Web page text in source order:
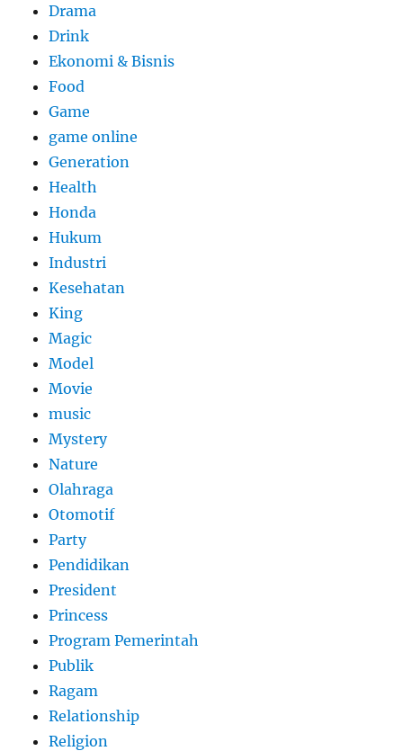
Drama
Drink
Ekonomi & Bisnis
Food
Game
game online
Generation
Health
Honda
Hukum
Industri
Kesehatan
King
Magic
Model
Movie
music
Mystery
Nature
Olahraga
Otomotif
Party
Pendidikan
President
Princess
Program Pemerintah
Publik
Ragam
Relationship
Religion